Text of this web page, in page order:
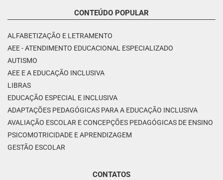
CONTEÚDO POPULAR
ALFABETIZAÇÃO E LETRAMENTO
AEE - ATENDIMENTO EDUCACIONAL ESPECIALIZADO
AUTISMO
AEE E A EDUCAÇÃO INCLUSIVA
LIBRAS
EDUCAÇÃO ESPECIAL E INCLUSIVA
ADAPTAÇÕES PEDAGÓGICAS PARA A EDUCAÇÃO INCLUSIVA
AVALIAÇÃO ESCOLAR E CONCEPÇÕES PEDAGÓGICAS DE ENSINO
PSICOMOTRICIDADE E APRENDIZAGEM
GESTÃO ESCOLAR
CONTATOS